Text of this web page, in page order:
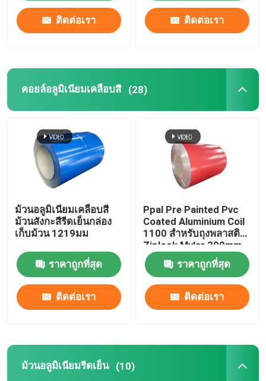
ติดต่อเรา ติดต่อเรา
คอยล์อลูมิเนียมเคลือบสี (28)
ม้วนอลูมิเนียมเคลือบสี
ม้วนสังกะสีรีดเย็นกล่อง
เก็บม้วน 1219มม
ราคาถูกที่สุด
ติดต่อเรา
Ppal Pre Painted Pvc
Coated Aluminium Coil
1100 สำหรับถุงพลาสติก
Ziplock Mylar 300mm
405mm 505mm
ราคาถูกที่สุด
ติดต่อเรา
ม้วนอลูมิเนียมรีดเย็น (10)